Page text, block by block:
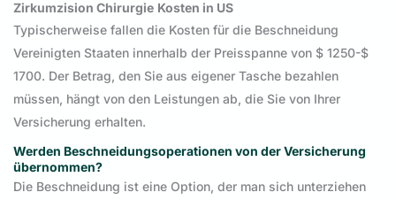
Zirkumzision Chirurgie Kosten in US
Typischerweise fallen die Kosten für die Beschneidung
Vereinigten Staaten innerhalb der Preisspanne von $ 1250-$
1700. Der Betrag, den Sie aus eigener Tasche bezahlen
müssen, hängt von den Leistungen ab, die Sie von Ihrer
Versicherung erhalten.
Werden Beschneidungsoperationen von der Versicherung
übernommen?
Die Beschneidung ist eine Option, der man sich unterziehen